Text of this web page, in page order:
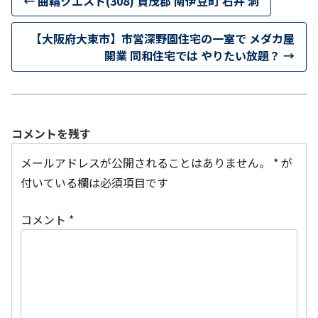
【大阪府大東市】市営深野園住宅の一室で メダカ屋
開業 同和住宅では やりたい放題？ →
コメントを残す
メールアドレスが公開されることはありません。
*が
付いている欄は必須項目です
コメント *